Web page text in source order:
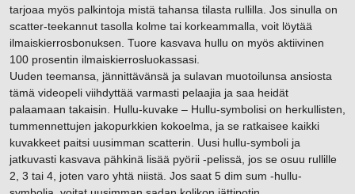
tarjoaa myös palkintoja mistä tahansa tilasta rullilla. Jos sinulla on
scatter-teekannut tasolla kolme tai korkeammalla, voit löytää
ilmaiskierrosbonuksen. Tuore kasvava hullu on myös aktiivinen
100 prosentin ilmaiskierrosluokassasi.
Uuden teemansa, jännittävänsä ja sulavan muotoilunsa ansiosta
tämä videopeli viihdyttää varmasti pelaajia ja saa heidät
palaamaan takaisin. Hullu-kuvake – Hullu-symbolisi on herkullisten,
tummennettujen jakopurkkien kokoelma, ja se ratkaisee kaikki
kuvakkeet paitsi uusimman scatterin. Uusi hullu-symboli ja
jatkuvasti kasvava pähkinä lisää pyörii -pelissä, jos se osuu rullille
2, 3 tai 4, joten varo yhtä niistä. Jos saat 5 dim sum -hullu-